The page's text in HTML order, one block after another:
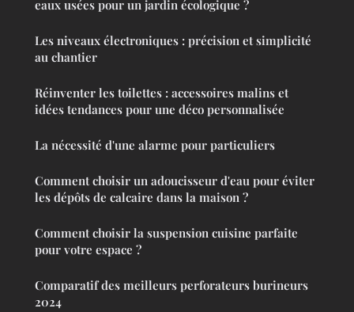
eaux usées pour un jardin écologique ?
Les niveaux électroniques : précision et simplicité
au chantier
Réinventer les toilettes : accessoires malins et
idées tendances pour une déco personnalisée
La nécessité d'une alarme pour particuliers
Comment choisir un adoucisseur d'eau pour éviter
les dépôts de calcaire dans la maison ?
Comment choisir la suspension cuisine parfaite
pour votre espace ?
Comparatif des meilleurs perforateurs burineurs
2024